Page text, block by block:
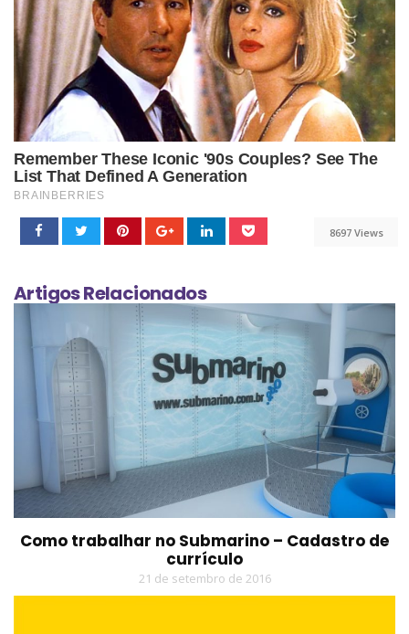
8697 Views
Artigos Relacionados
Como trabalhar no Submarino – Cadastro de
currículo
21 de setembro de 2016